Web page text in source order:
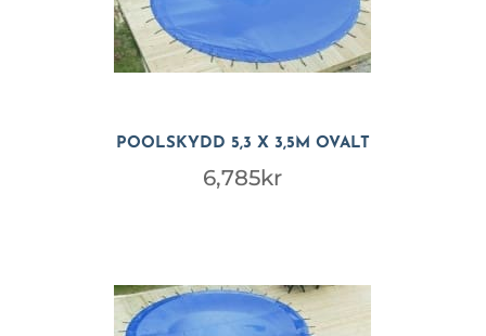
POOLSKYDD 5,3 X 3,5M OVALT
6,785kr